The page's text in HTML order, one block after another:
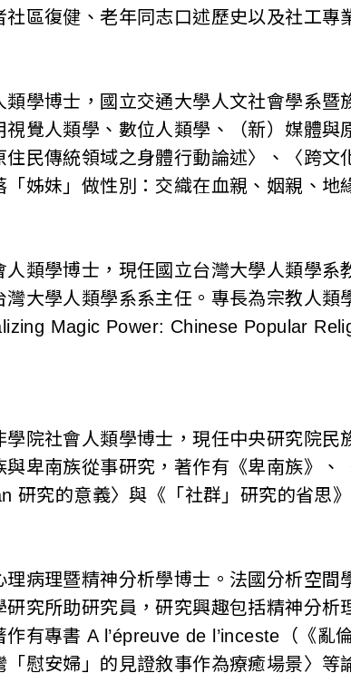
區復健、老年同志口述歷史以及社工專
類學博士，國立交通大學人文社會學系暨
視覺人類學、數位人類學、（新）媒體與
住民傳統領域之身體行動論述〉、〈跨
姊妹」做性別：交織在血親、姻親、地
人類學博士，現任國立台灣大學人類學系
灣大學人類學系系主任。專長為宗教人類
Magic Power: Chinese Popular
學院社會人類學博士，現任中央研究院民
與卑南族從事研究，著作有《卑南族》、
研究的意義〉與《「社群」研究的省思
理病理暨精神分析學博士。法國分析空間
研究所助研究員，研究興趣包括精神分析
有專書 A l’épreuve de l’inceste（《亂
慰安婦」的見證敘事作為療癒場景〉等